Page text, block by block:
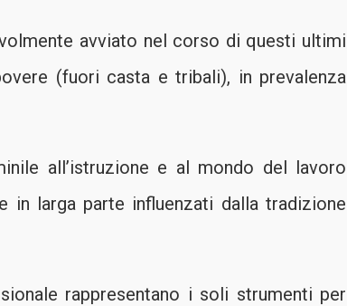
avviato nel corso di questi ultimi
(fuori casta e tribali), in prevalenza
all’istruzione e al mondo del lavoro
larga parte influenzati dalla tradizione
rappresentano i soli strumenti per